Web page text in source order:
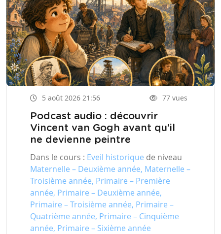
5 août 2026 21:56 77 vues
Podcast audio : découvrir
Vincent van Gogh avant qu'il
ne devienne peintre
Dans le cours : Eveil historique de niveau
Maternelle – Deuxième année, Maternelle –
Troisième année, Primaire – Première
année, Primaire – Deuxième année,
Primaire – Troisième année, Primaire –
Quatrième année, Primaire – Cinquième
année, Primaire – Sixième année